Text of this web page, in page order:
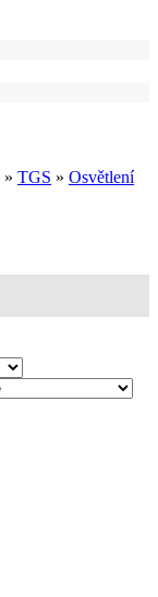
» TGS » Osvětlení